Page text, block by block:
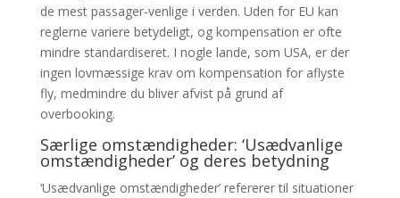
de mest passager-venlige i verden. Uden for EU kan
reglerne variere betydeligt, og kompensation er ofte
mindre standardiseret. I nogle lande, som USA, er der
ingen lovmæssige krav om kompensation for aflyste
fly, medmindre du bliver afvist på grund af
overbooking.
Særlige omstændigheder: ‘Usædvanlige
omstændigheder’ og deres betydning
‘Usædvanlige omstændigheder’ refererer til situationer